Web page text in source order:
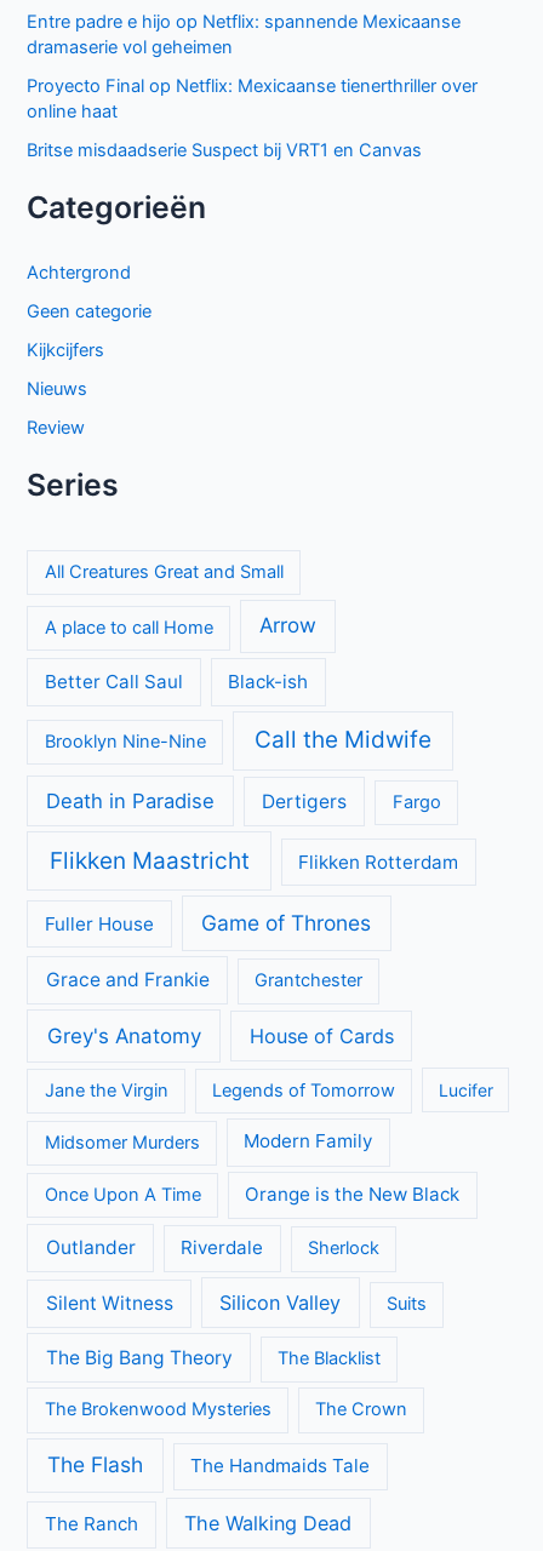
Entre padre e hijo op Netflix: spannende Mexicaanse
dramaserie vol geheimen
Proyecto Final op Netflix: Mexicaanse tienerthriller over
online haat
Britse misdaadserie Suspect bij VRT1 en Canvas
Categorieën
Achtergrond
Geen categorie
Kijkcijfers
Nieuws
Review
Series
All Creatures Great and Small
A place to call Home Arrow
Better Call Saul Black-ish
Brooklyn Nine-Nine Call the Midwife
Death in Paradise Dertigers Fargo
Flikken Maastricht Flikken Rotterdam
Fuller House Game of Thrones
Grace and Frankie Grantchester
Grey's Anatomy House of Cards
Jane the Virgin Legends of Tomorrow Lucifer
Midsomer Murders Modern Family
Once Upon A Time Orange is the New Black
Outlander Riverdale Sherlock
Silent Witness Silicon Valley Suits
The Big Bang Theory The Blacklist
The Brokenwood Mysteries The Crown
The Flash The Handmaids Tale
The Ranch The Walking Dead